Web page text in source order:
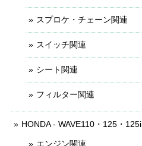
スプロケ・チェーン関連
スイッチ関連
シート関連
フィルター関連
HONDA - WAVE110・125・125i
エンジン関連